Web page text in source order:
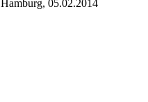
Hamburg, 05.02.2014